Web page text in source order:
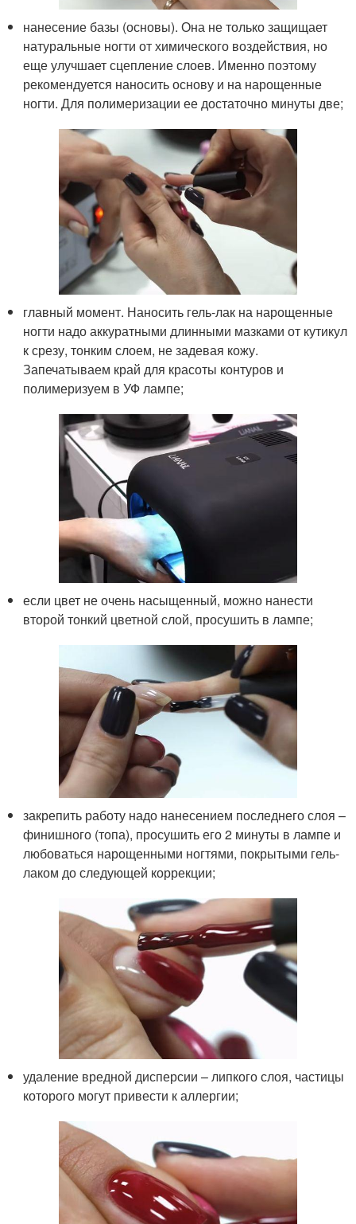
нанесение базы (основы). Она не только защищает
натуральные ногти от химического воздействия, но
еще улучшает сцепление слоев. Именно поэтому
рекомендуется наносить основу и на нарощенные
ногти. Для полимеризации ее достаточно минуты две;
главный момент. Наносить гель-лак на нарощенные
ногти надо аккуратными длинными мазками от кутикул
к срезу, тонким слоем, не задевая кожу.
Запечатываем край для красоты контуров и
полимеризуем в УФ лампе;
если цвет не очень насыщенный, можно нанести
второй тонкий цветной слой, просушить в лампе;
закрепить работу надо нанесением последнего слоя –
финишного (топа), просушить его 2 минуты в лампе и
любоваться нарощенными ногтями, покрытыми гель-
лаком до следующей коррекции;
удаление вредной дисперсии – липкого слоя, частицы
которого могут привести к аллергии;